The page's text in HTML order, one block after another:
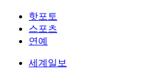
핫포토
스포츠
연예
세계일보